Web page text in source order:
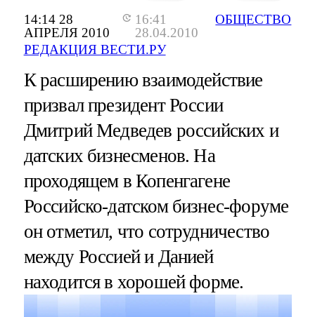
14:14 28
АПРЕЛЯ 2010
16:41
28.04.2010
РЕДАКЦИЯ ВЕСТИ.РУ
ОБЩЕСТВО
К расширению взаимодействие
призвал президент России
Дмитрий Медведев российских и
датских бизнесменов. На
проходящем в Копенгагене
Российско-датском бизнес-форуме
он отметил, что сотрудничество
между Россией и Данией
находится в хорошей форме.